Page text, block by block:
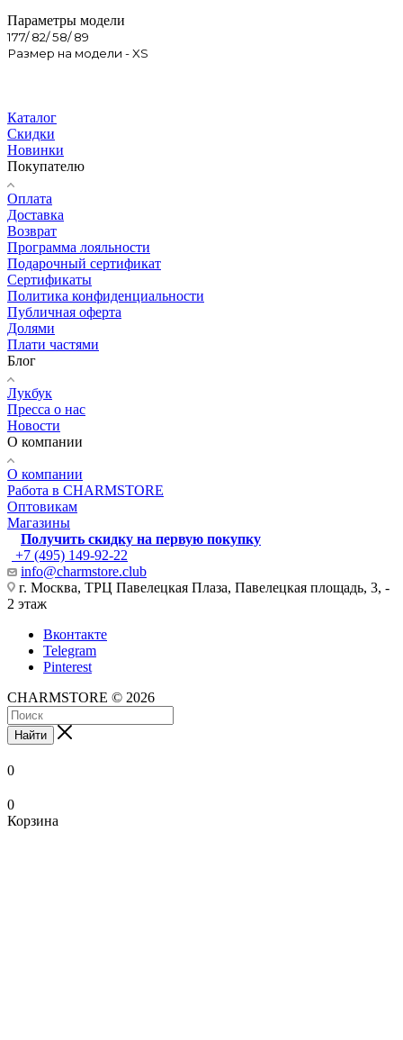
Параметры модели
177/ 82/ 58/ 89
Размер на модели - XS
Каталог
Скидки
Новинки
Покупателю
Оплата
Доставка
Возврат
Программа лояльности
Подарочный сертификат
Сертификаты
Политика конфиденциальности
Публичная оферта
Долями
Плати частями
Блог
Лукбук
Пресса о нас
Новости
О компании
О компании
Работа в CHARMSTORE
Оптовикам
Магазины
Получить скидку на первую покупку
+7 (495) 149-92-22
info@charmstore.club
г. Москва, ТРЦ Павелецкая Плаза, Павелецкая площадь, 3, -
2 этаж
Вконтакте
Telegram
Pinterest
CHARMSTORE © 2026
Найти
0
0
Корзина